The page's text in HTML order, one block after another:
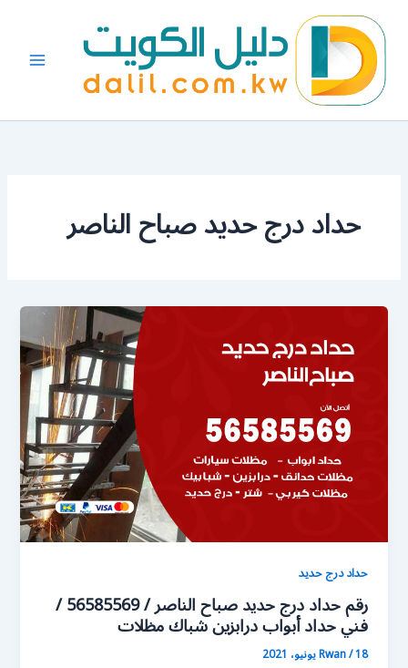
المحتوى
حداد درج حديد صباح الناصر
حداد درج حديد
رقم حداد درج حديد صباح الناصر / 56585569 /
فني حداد أبواب درابزين شباك مظلات
Rwan/18 يونيو، 2021